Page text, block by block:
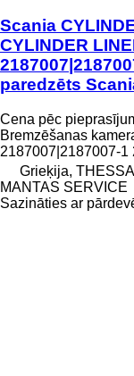
Scania
CYLINDER
paredzēts
Cena pēc
Bremzēšanas
2187007|2187007-1
Grieķija,
MANTAS SERVICE
Sazināties ar